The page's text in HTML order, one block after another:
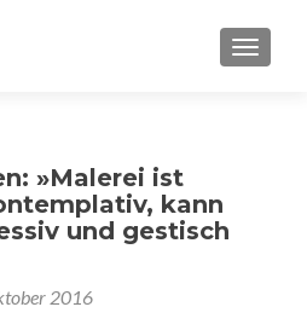
»Malerei ist
kann
und gestisch
2016